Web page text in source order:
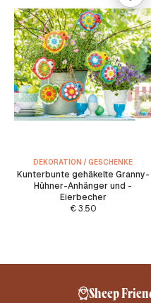
DEKORATION / GESCHENKE
Kunterbunte gehäkelte Granny-
Hühner-Anhänger und -
Eierbecher
€3.50
Sheep